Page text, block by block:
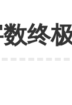
终